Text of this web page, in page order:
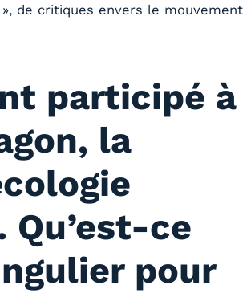
de critiques envers le mouvement
participé à
la
ce
pour